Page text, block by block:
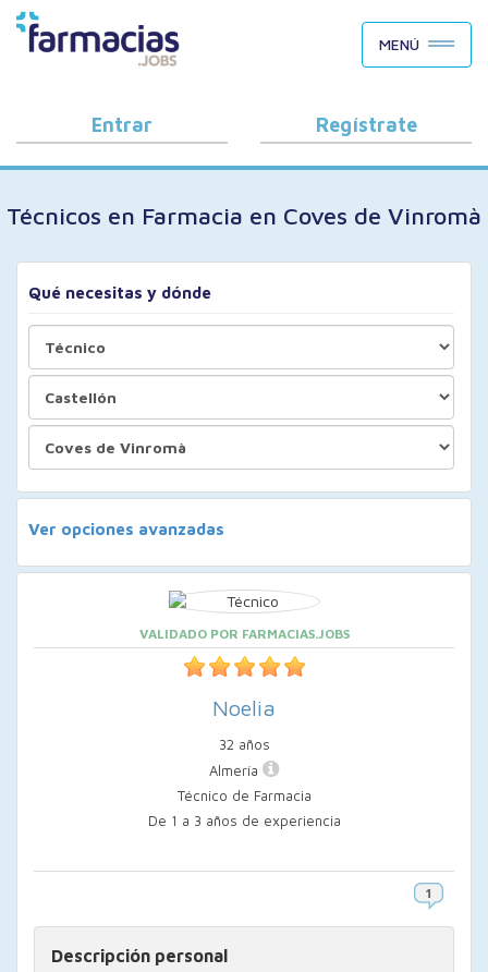
BUSCAR CANDIDATOS
OFERTAS DE EMPLEO
COMO FUNCIONA
PORQUÉ FARMACIAS.JOBS
BLOG
MENÚ
Entrar Regístrate
Técnicos en Farmacia en Coves de Vinromà
Qué necesitas y dónde
Ver opciones avanzadas
VALIDADO POR FARMACIAS.JOBS
Noelia
32 años
Almería
Técnico de Farmacia
De 1 a 3 años de experiencia
Descripción personal